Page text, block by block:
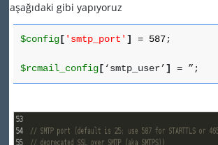
aşağıdaki gibi yapıyoruz
$config [ 'smtp_port' ] = 587;
$rcmail_config [ ‘smtp_user’] = ”;